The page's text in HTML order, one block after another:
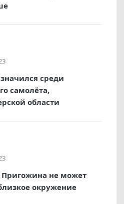
среди
самолёта,
области
не может
окружение